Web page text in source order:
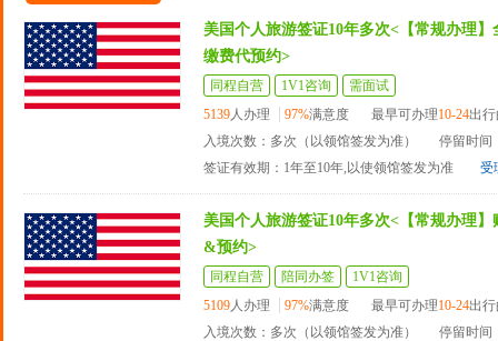
美国个人旅游签证10年多次<【常规办理
缴费代预约>
同程自营 1V1咨询
需面试
5139人办理 97%满意度 最早可办理10-24出
入境次数：多次（以领馆签发为准）
停留时间
签证有效期：1年至10年,以使领馆签发为准
受
美国个人旅游签证10年多次<【常规办理
&预约>
同程自营 陪同办签
1V1咨询
5109人办理 97%满意度 最早可办理10-24出
入境次数：多次（以领馆签发为准）
停留时间